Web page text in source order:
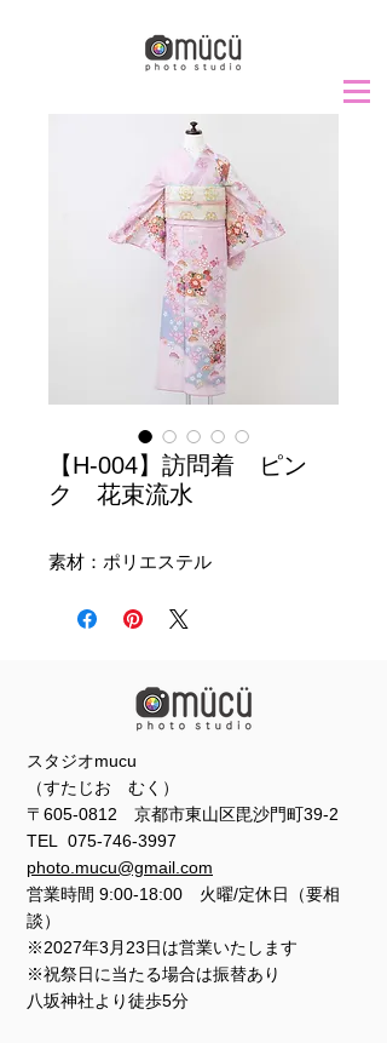
【H-004】訪問着 ピン
ク 花束流水
素材：ポリエステル
スタジオmucu
（すたじお むく）
〒605-0812 京都市東山区毘沙門町39-2
TEL 075-746-3997
photo.mucu@gmail.com
営業時間 9:00-18:00 火曜/定休日（要相
談）
※2027年3月23日は営業いたします
※祝祭日に当たる場合は振替あり
​​八坂神社より徒歩5分